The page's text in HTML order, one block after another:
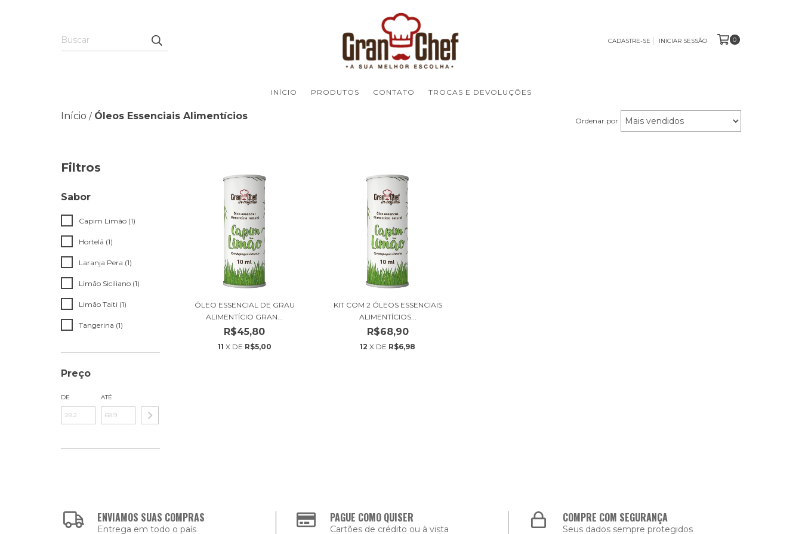
CADASTRE-SE INICIAR SESSÃO 0
INÍCIO PRODUTOS CONTATO TROCAS E DEVOLUÇÕES
Início / Óleos Essenciais Alimentícios Ordenar por
Filtros
Sabor
Capim Limão (1)
Hortelã (1)
Laranja Pera (1)
Limão Siciliano (1)
Limão Taiti (1)
Tangerina (1)
Preço
DE ATÉ
ÓLEO ESSENCIAL DE GRAU
ALIMENTÍCIO GRAN...
R$45,80
11 X DE R$5,00
KIT COM 2 ÓLEOS ESSENCIAIS
ALIMENTÍCIOS...
R$68,90
12 X DE R$6,98
ENVIAMOS SUAS COMPRAS
Entrega em todo o país
PAGUE COMO QUISER
Cartões de crédito ou à vista
COMPRE COM SEGURANÇA
Seus dados sempre protegidos